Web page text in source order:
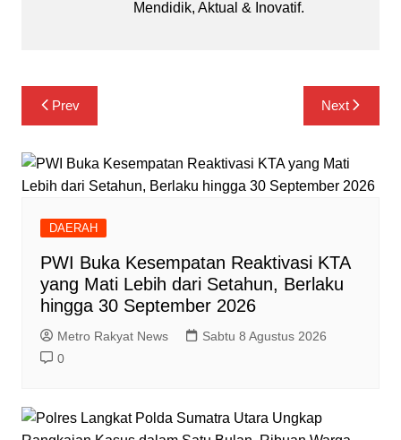
Mendidik, Aktual & Inovatif.
Navigasi
pos
Prev Next
DAERAH
PWI Buka Kesempatan Reaktivasi KTA
yang Mati Lebih dari Setahun, Berlaku
hingga 30 September 2026
Metro Rakyat News
Sabtu 8 Agustus 2026
0